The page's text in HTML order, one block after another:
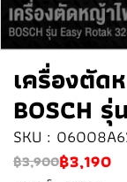
เครื่องตั
BOSCH
SKU :
฿3,900฿3,190